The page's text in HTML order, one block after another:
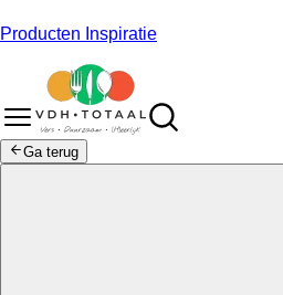
Producten Inspiratie
Ga terug